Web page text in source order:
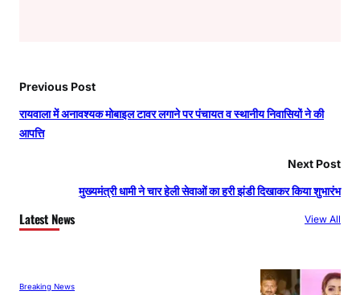
Previous Post
रायवाला में अनावश्यक मोबाइल टावर लगाने पर पंचायत व स्थानीय निवासियों ने की
आपत्ति
Next Post
मुख्यमंत्री धामी ने चार हेली सेवाओं का हरी झंडी दिखाकर किया शुभारंभ
Latest News View All
Breaking News